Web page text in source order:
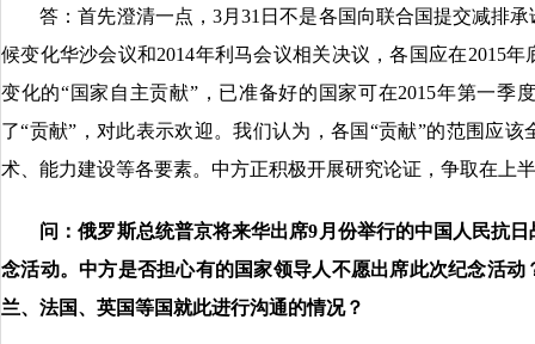
答：首先澄清一点，3月31日不是各国向联合国提交减排承
候变化华沙会议和2014年利马会议相关决议，各国应在2015
变化的“国家自主贡献”，已准备好的国家可在2015年第一季
了“贡献”，对此表示欢迎。我们认为，各国“贡献”的范围应
术、能力建设等各要素。中方正积极开展研究论证，争取在上
问：俄罗斯总统普京将来华出席9月份举行的中国人民抗
念活动。中方是否担心有的国家领导人不愿出席此次纪念活动
兰、法国、英国等国就此进行沟通的情况？